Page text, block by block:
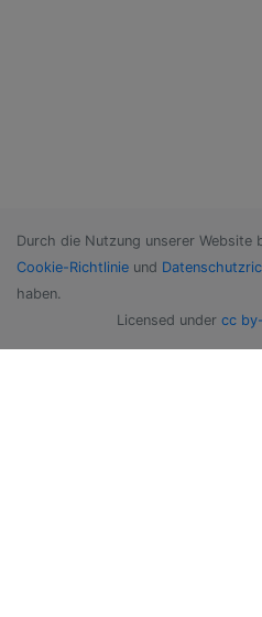
Durch die Nutzung unserer Website
Cookie-Richtlinie und
haben.
Licensed under cc